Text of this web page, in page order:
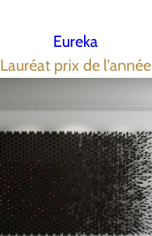
Eureka
Lauréat prix de l'année